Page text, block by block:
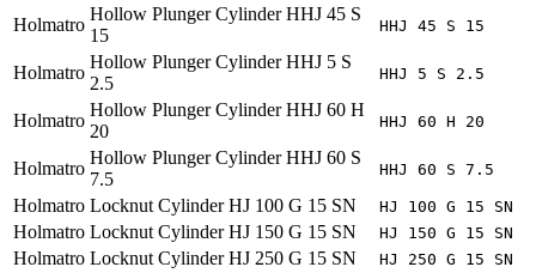
Holmatro
Hollow Plunger Cylinder HHJ 45 S
15
HHJ 45 S 15
Holmatro
Hollow Plunger Cylinder HHJ 5 S
2.5
HHJ 5 S 2.5
Holmatro
Hollow Plunger Cylinder HHJ 60 H
20
HHJ 60 H 20
Holmatro
Hollow Plunger Cylinder HHJ 60 S
7.5
HHJ 60 S 7.5
Holmatro Locknut Cylinder HJ 100 G 15 SN HJ 100 G 15 SN
Holmatro Locknut Cylinder HJ 150 G 15 SN HJ 150 G 15 SN
Holmatro Locknut Cylinder HJ 250 G 15 SN HJ 250 G 15 SN